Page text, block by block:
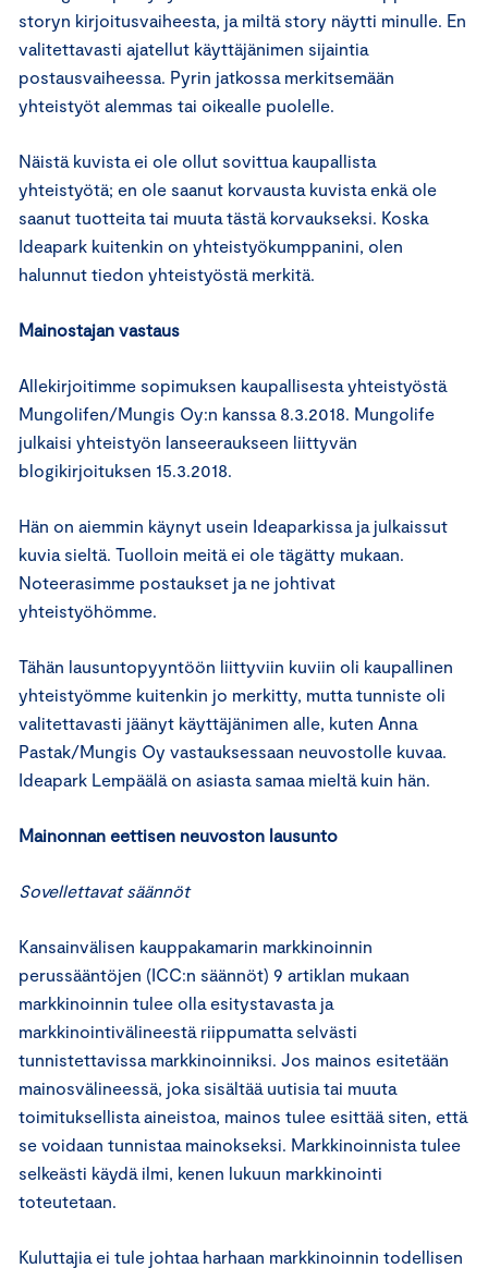
storyn kirjoitusvaiheesta, ja miltä story näytti minulle. En
valitettavasti ajatellut käyttäjänimen sijaintia
postausvaiheessa. Pyrin jatkossa merkitsemään
yhteistyöt alemmas tai oikealle puolelle.
Näistä kuvista ei ole ollut sovittua kaupallista
yhteistyötä; en ole saanut korvausta kuvista enkä ole
saanut tuotteita tai muuta tästä korvaukseksi. Koska
Ideapark kuitenkin on yhteistyökumppanini, olen
halunnut tiedon yhteistyöstä merkitä.
Mainostajan vastaus
Allekirjoitimme sopimuksen kaupallisesta yhteistyöstä
Mungolifen/Mungis Oy:n kanssa 8.3.2018. Mungolife
julkaisi yhteistyön lanseeraukseen liittyvän
blogikirjoituksen 15.3.2018.
Hän on aiemmin käynyt usein Ideaparkissa ja julkaissut
kuvia sieltä. Tuolloin meitä ei ole tägätty mukaan.
Noteerasimme postaukset ja ne johtivat
yhteistyöhömme.
Tähän lausuntopyyntöön liittyviin kuviin oli kaupallinen
yhteistyömme kuitenkin jo merkitty, mutta tunniste oli
valitettavasti jäänyt käyttäjänimen alle, kuten Anna
Pastak/Mungis Oy vastauksessaan neuvostolle kuvaa.
Ideapark Lempäälä on asiasta samaa mieltä kuin hän.
Mainonnan eettisen neuvoston lausunto
Sovellettavat säännöt
Kansainvälisen kauppakamarin markkinoinnin
perussääntöjen (ICC:n säännöt) 9 artiklan mukaan
markkinoinnin tulee olla esitystavasta ja
markkinointivälineestä riippumatta selvästi
tunnistettavissa markkinoinniksi. Jos mainos esitetään
mainosvälineessä, joka sisältää uutisia tai muuta
toimituksellista aineistoa, mainos tulee esittää siten, että
se voidaan tunnistaa mainokseksi. Markkinoinnista tulee
selkeästi käydä ilmi, kenen lukuun markkinointi
toteutetaan.
Kuluttajia ei tule johtaa harhaan markkinoinnin todellisen